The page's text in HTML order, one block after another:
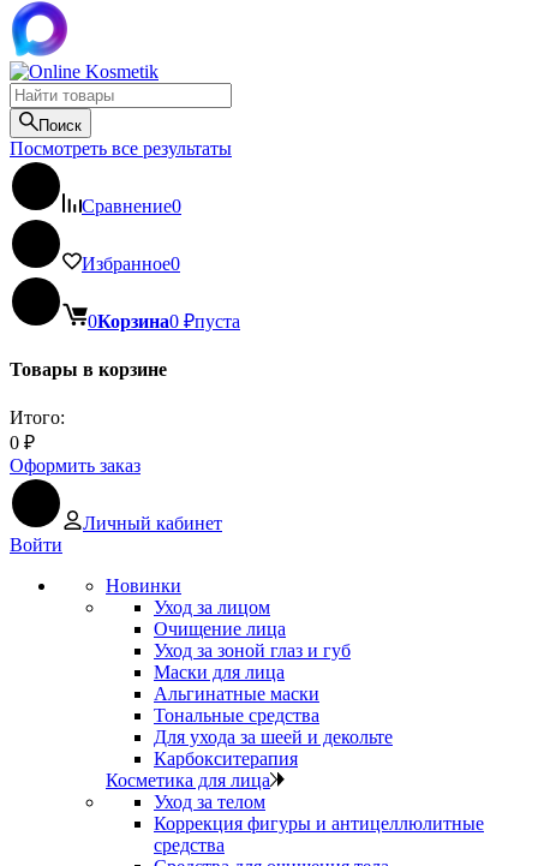
Поиск
Посмотреть все результаты
Сравнение0
Избранное0
0Корзина0 ₽пуста
Товары в корзине
Итого:
0 ₽
Оформить заказ
Личный кабинет
Войти
Новинки
Уход за лицом
Очищение лица
Уход за зоной глаз и губ
Маски для лица
Альгинатные маски
Тональные средства
Для ухода за шеей и декольте
Карбокситерапия
Косметика для лица
Уход за телом
Коррекция фигуры и антицеллюлитные
средства